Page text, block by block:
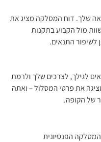
שלך. דוח המסלקה מציג את
מול הקבוע בתקנות
התנאים.
לגילך, לצרכים שלך ולרמת
את פרטי המסלול – ואתה
של הקופה.
הפנסיונית